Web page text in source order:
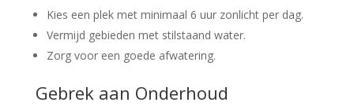
Kies een plek met minimaal 6 uur zonlicht per dag.
Vermijd gebieden met stilstaand water.
Zorg voor een goede afwatering.
Gebrek aan Onderhoud